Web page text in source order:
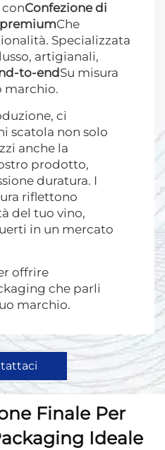
Confezione di
Che
Specializzata
artigianali,
to-end Su misura
marchio.
ci
scatola non solo
anche la
prodotto,
duratura. I
riflettono
del tuo vino,
in un mercato
offrire
che parli
marchio.
Finale Per
Ideale